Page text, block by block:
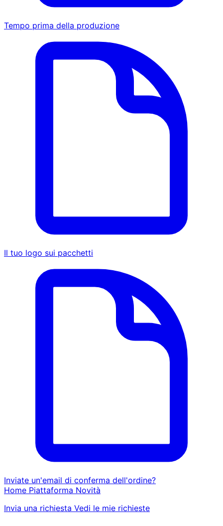
Tempo prima della produzione
Il tuo logo sui pacchetti
Inviate un'email di conferma dell'ordine?
Home Piattaforma Novità
Invia una richiesta Vedi le mie richieste